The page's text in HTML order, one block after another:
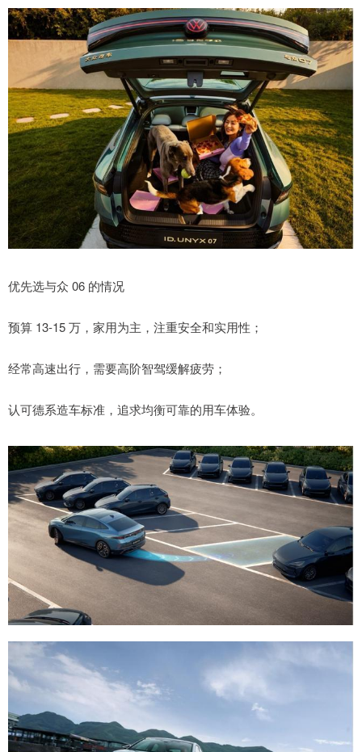
优先选与众 06 的情况
预算 13-15 万，家用为主，注重安全和实用性；
经常高速出行，需要高阶智驾缓解疲劳；
认可德系造车标准，追求均衡可靠的用车体验。